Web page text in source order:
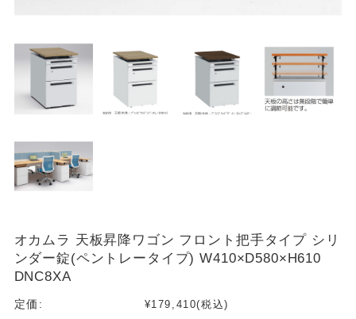
オカムラ 天板昇降ワゴン フロント把手タイプ シリ
ンダー錠(ペントレータイプ) W410×D580×H610
DNC8XA
定価: ¥179,410(税込)